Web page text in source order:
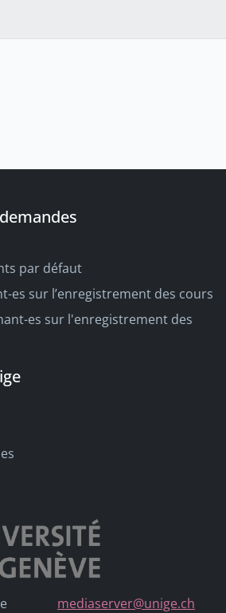
par défaut
es sur l’enregistrement des cours
es sur l'enregistrement des
mediaserver@unige.ch